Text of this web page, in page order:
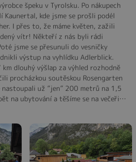
špeku v Tyrolsku. Po nákupech
Kaunertal, kde jsme se prošli podél
I přes to, že máme květen, zažili
vítr! Někteří z nás byli rádi
jsme se přesunuli do vesničky
výstup na vyhlídku Adlerblick.
dlouhý výšlap za výhled rozhodně
procházkou soutěskou Rosengarten
už “jen” 200 metrů na 1,5
na ubytování a těšíme se na večeři…